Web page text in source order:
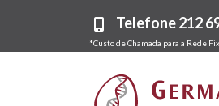
Telefone212
*Custo de Chamada para a Rede